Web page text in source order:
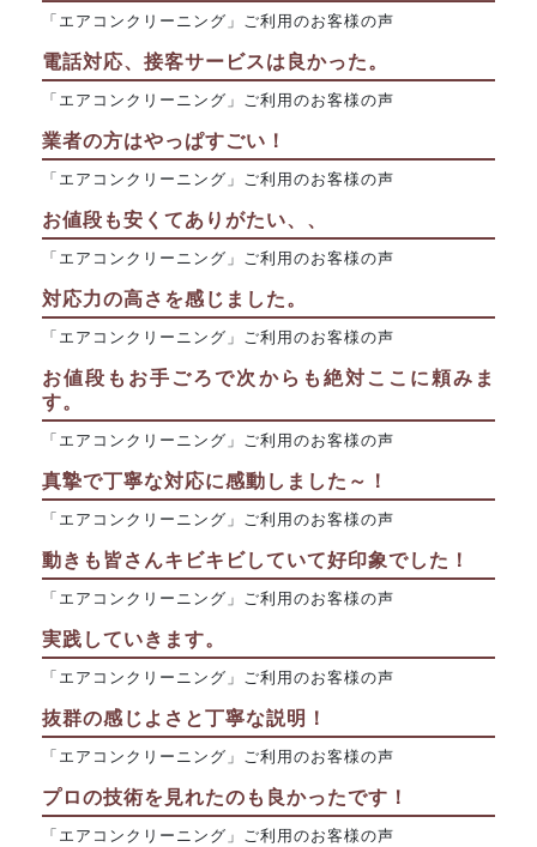
「エアコンクリーニング」ご利用のお客様の声
電話対応、接客サービスは良かった。
「エアコンクリーニング」ご利用のお客様の声
業者の方はやっぱすごい！
「エアコンクリーニング」ご利用のお客様の声
お値段も安くてありがたい、、
「エアコンクリーニング」ご利用のお客様の声
対応力の高さを感じました。
「エアコンクリーニング」ご利用のお客様の声
お値段もお手ごろで次からも絶対ここに頼みま
す。
「エアコンクリーニング」ご利用のお客様の声
真摯で丁寧な対応に感動しました～！
「エアコンクリーニング」ご利用のお客様の声
動きも皆さんキビキビしていて好印象でした！
「エアコンクリーニング」ご利用のお客様の声
実践していきます。
「エアコンクリーニング」ご利用のお客様の声
抜群の感じよさと丁寧な説明！
「エアコンクリーニング」ご利用のお客様の声
プロの技術を見れたのも良かったです！
「エアコンクリーニング」ご利用のお客様の声